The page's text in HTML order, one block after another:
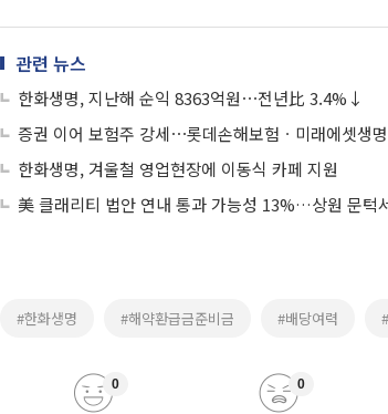
관련 뉴스
한화생명, 지난해 순익 8363억원⋯전년比 3.4%↓
증권 이어 보험주 강세⋯롯데손해보험ㆍ미래에셋생
한화생명, 겨울철 영업현장에 이동식 카페 지원
美 클래리티 법안 연내 통과 가능성 13%…상원 문턱
#한화생명 #해약환급금준비금 #배당여력
0 0